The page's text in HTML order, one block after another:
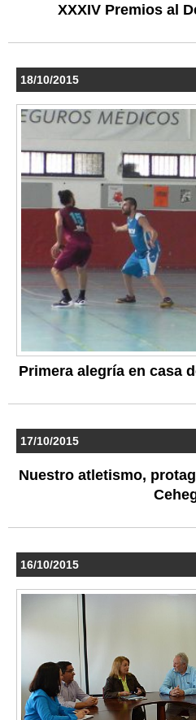
XXXIV Premios al
18/10/2015
Primera alegría en casa
17/10/2015
Nuestro atletismo,
16/10/2015